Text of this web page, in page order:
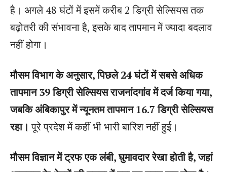
है। अगले 48 घंटों में इसमें करीब 2 डिग्री सेल्सियस तक
बढ़ोतरी की संभावना है, इसके बाद तापमान में ज्यादा बदलाव
नहीं होगा।
मौसम विभाग के अनुसार, पिछले 24 घंटों में सबसे अधिक
तापमान 39 डिग्री सेल्सियस राजनांदगांव में दर्ज किया गया,
जबकि अंबिकापुर में न्यूनतम तापमान 16.7 डिग्री सेल्सियस
रहा। पूरे प्रदेश में कहीं भी भारी बारिश नहीं हुई।
मौसम विज्ञान में ट्रफ एक लंबी, घुमावदार रेखा होती है, जहां